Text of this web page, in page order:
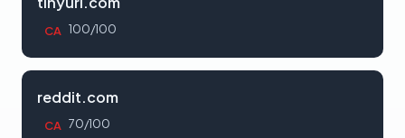
CA 100/100
reddit.com
CA 70/100